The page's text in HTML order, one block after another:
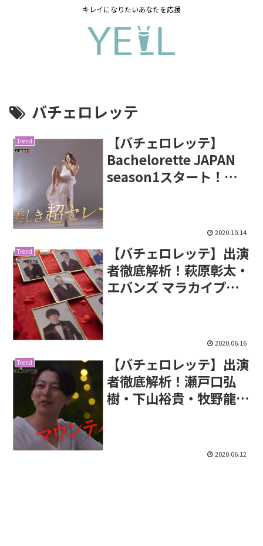
キレイになりたいあなたを応援
バチェロレッテ
Trend
【バチェロレッテ】
Bachelorette JAPAN
season1スタート！そ
2020.10.14
Trend
【バチェロレッテ】出演
者徹底解析！萩原彰太・
エバンズ マラカイプロ
2020.06.16
Trend
【バチェロレッテ】出演
者徹底解析！瀬戸口弘
樹・下山裕貴・牧野龍介
2020.06.12